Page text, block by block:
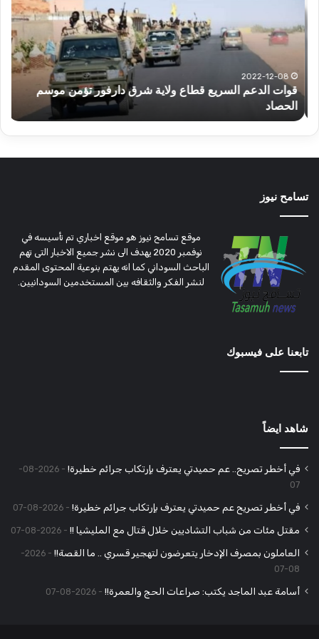
قطاع
ولاية
تؤمن
موسم
الحصاد
2022-12-08
قوات الدعم السريع قطاع ولاية شرق دارفور تؤمن موسم
الحصاد
تسامح نيوز
موقع تسامح نيوز هو موقع اخباري تم تأسيسه في
نوفمبر 2020 يهدف الى نشر جميع الاخبار التى تهم
الباحث السوداني كما انه يهتم بنوعية المحتوى المقدم
لنشر الفكر والثقافه بين المستخدمين السودانيين.
تابعنا على فيسبوك
شاهد ايضاً
في أخطر تصريح.. عم حميدتي يعترف بإرتكاب جرائم خطيرة!
2026-08-
07
في أخطر تصريح عم حميدتي يعترف بإرتكاب جرائم خطيرة! 2026-08-07
مقتل مئات من شباب التشاديين خلال قتال مع المليشيا !! 2026-08-07
العاملون بمصرف الإدخار يتعرضون لتهجير قسري .. ما القصة!!
2026-
08-07
أسامة عبد الماجد يكتب: صراعات الحج والعمرة!! 2026-08-07